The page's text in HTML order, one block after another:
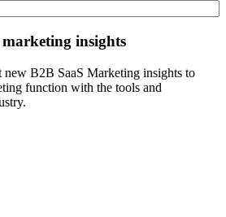
insights
B2B SaaS Marketing insights to
function with the tools and